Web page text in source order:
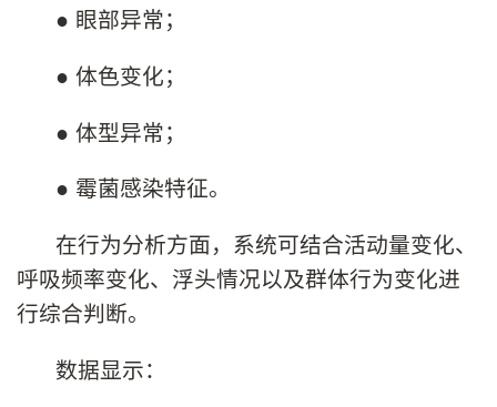
● 眼部异常；
● 体色变化；
● 体型异常；
● 霉菌感染特征。
在行为分析方面，系统可结合活动量变化、
呼吸频率变化、浮头情况以及群体行为变化进
行综合判断。
数据显示：